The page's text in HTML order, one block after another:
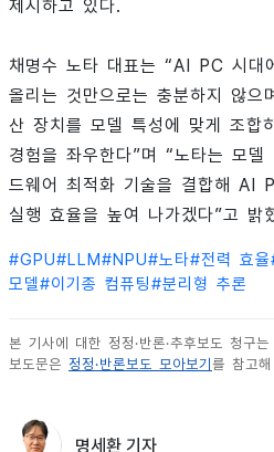
제시하고 있다.
채명수 노타 대표는 “AI PC 시대
올리는 것만으로는 충분하지 않
산 장치를 모델 특성에 맞게 조합
경험을 좌우한다”며 “노타는 모
드웨어 최적화 기술을 결합해 AI
실행 효율을 높여 나가겠다”고 밝
#GPU#LLM#NPU#노타#전력 효율
모델#이기종 컴퓨팅#분리형 추론
본 기사에 대한 정정·반론·추후보도 청구는
보도문은 정정·반론보도 모아보기 를 참고
명세환 기자